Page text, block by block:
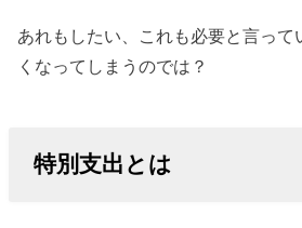
あれもしたい、これも必要と言って
くなってしまうのでは？
特別支出とは